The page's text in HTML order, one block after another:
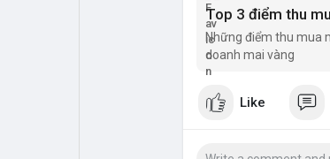
Top 3 điểm thu
Những điểm thu mua
doanh mai vàng
Like